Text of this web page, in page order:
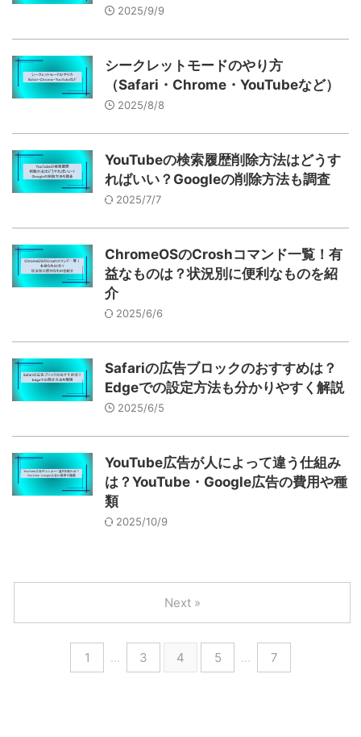
2025/9/9
シークレットモードのやり方
（Safari・Chrome・YouTubeなど）
2025/8/8
YouTubeの検索履歴削除方法はどうす
ればいい？Googleの削除方法も調査
2025/7/7
ChromeOSのCroshコマンド一覧！有
益なものは？状況別に便利なものを紹
介
2025/6/6
Safariの広告ブロックのおすすめは？
Edgeでの設定方法も分かりやすく解説
2025/6/5
YouTube広告が人によって違う仕組み
は？YouTube・Google広告の費用や種
類
2025/10/9
1 … 3 4 5 … 7
Next »